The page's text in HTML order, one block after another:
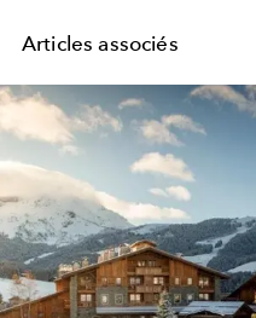
Articles associés